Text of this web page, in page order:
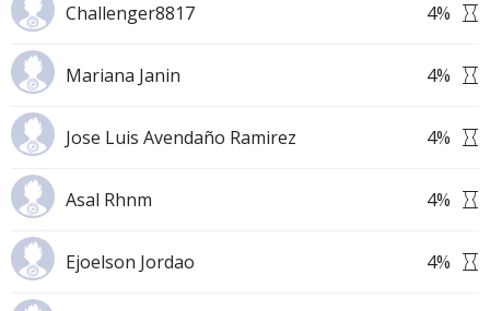
Challenger8817 4%
Mariana Janin 4%
Jose Luis Avendaño Ramirez 4%
Asal Rhnm 4%
Ejoelson Jordao 4%